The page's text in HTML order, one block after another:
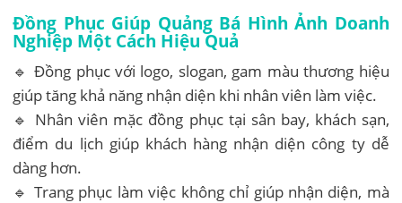
Đồng Phục Giúp Quảng Bá Hình Ảnh Doanh
Nghiệp Một Cách Hiệu Quả
🔹 Đồng phục với logo, slogan, gam màu thương hiệu
giúp tăng khả năng nhận diện khi nhân viên làm việc.
🔹 Nhân viên mặc đồng phục tại sân bay, khách sạn,
điểm du lịch giúp khách hàng nhận diện công ty dễ
dàng hơn.
🔹 Trang phục làm việc không chỉ giúp nhận diện, mà